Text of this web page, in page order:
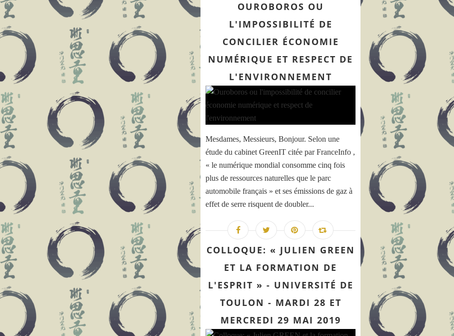
OUROBOROS OU
L'IMPOSSIBILITÉ DE
CONCILIER ÉCONOMIE
NUMÉRIQUE ET RESPECT DE
L'ENVIRONNEMENT
Mesdames, Messieurs, Bonjour. Selon une
étude du cabinet GreenIT citée par FranceInfo ,
« le numérique mondial consomme cinq fois
plus de ressources naturelles que le parc
automobile français » et ses émissions de gaz à
effet de serre risquent de doubler...
COLLOQUE: « JULIEN GREEN
ET LA FORMATION DE
L'ESPRIT » - UNIVERSITÉ DE
TOULON - MARDI 28 ET
MERCREDI 29 MAI 2019